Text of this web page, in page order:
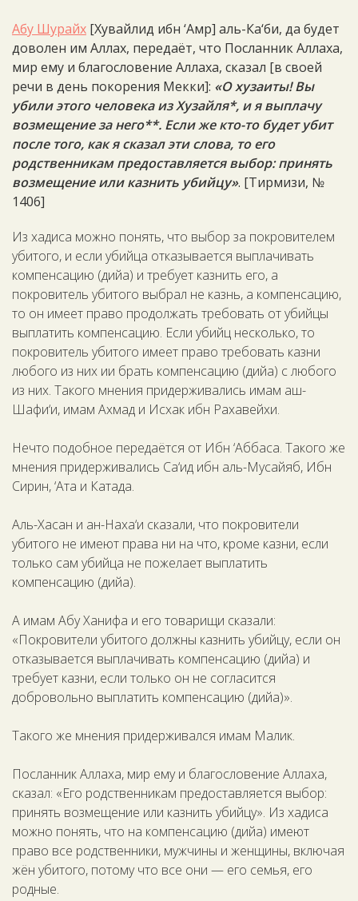
Абу Шурайх [Хувайлид ибн ‘Амр] аль-Ка‘би, да будет
доволен им Аллах, передаёт, что Посланник Аллаха,
мир ему и благословение Аллаха, сказал [в своей
речи в день покорения Мекки]: «О хузаиты! Вы
убили этого человека из Хузайля*, и я выплачу
возмещение за него**. Если же кто-то будет убит
после того, как я сказал эти слова, то его
родственникам предоставляется выбор: принять
возмещение или казнить убийцу». [Тирмизи, №
1406]
Из хадиса можно понять, что выбор за покровителем
убитого, и если убийца отказывается выплачивать
компенсацию (дийа) и требует казнить его, а
покровитель убитого выбрал не казнь, а компенсацию,
то он имеет право продолжать требовать от убийцы
выплатить компенсацию. Если убийц несколько, то
покровитель убитого имеет право требовать казни
любого из них ии брать компенсацию (дийа) с любого
из них. Такого мнения придерживались имам аш-
Шафи‘и, имам Ахмад и Исхак ибн Рахавейхи.
Нечто подобное передаётся от Ибн ‘Аббаса. Такого же
мнения придерживались Са‘ид ибн аль-Мусайяб, Ибн
Сирин, ‘Ата и Катада.
Аль-Хасан и ан-Наха‘и сказали, что покровители
убитого не имеют права ни на что, кроме казни, если
только сам убийца не пожелает выплатить
компенсацию (дийа).
А имам Абу Ханифа и его товарищи сказали:
«Покровители убитого должны казнить убийцу, если он
отказывается выплачивать компенсацию (дийа) и
требует казни, если только он не согласится
добровольно выплатить компенсацию (дийа)».
Такого же мнения придерживался имам Малик.
Посланник Аллаха, мир ему и благословение Аллаха,
сказал: «Его родственникам предоставляется выбор:
принять возмещение или казнить убийцу». Из хадиса
можно понять, что на компенсацию (дийа) имеют
право все родственники, мужчины и женщины, включая
жён убитого, потому что все они — его семья, его
родные.